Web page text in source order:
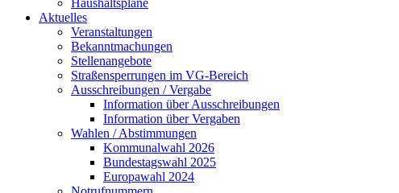
Haushaltspläne
Aktuelles
Veranstaltungen
Bekanntmachungen
Stellenangebote
Straßensperrungen im VG-Bereich
Ausschreibungen / Vergabe
Information über Ausschreibungen
Information über Vergaben
Wahlen / Abstimmungen
Kommunalwahl 2026
Bundestagswahl 2025
Europawahl 2024